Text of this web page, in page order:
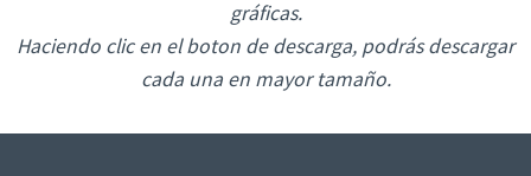
gráficas.
Haciendo clic en el boton de descarga, podrás descargar
cada una en mayor tamaño.